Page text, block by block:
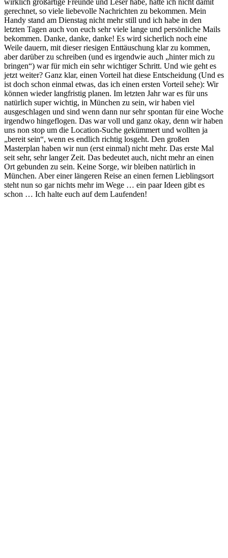
wirklich großartige Freunde und Leser habe, hätte ich nicht damit
gerechnet, so viele liebevolle Nachrichten zu bekommen. Mein
Handy stand am Dienstag nicht mehr still und ich habe in den
letzten Tagen auch von euch sehr viele lange und persönliche Mails
bekommen. Danke, danke, danke! Es wird sicherlich noch eine
Weile dauern, mit dieser riesigen Enttäuschung klar zu kommen,
aber darüber zu schreiben (und es irgendwie auch „hinter mich zu
bringen“) war für mich ein sehr wichtiger Schritt. Und wie geht es
jetzt weiter? Ganz klar, einen Vorteil hat diese Entscheidung (Und es
ist doch schon einmal etwas, das ich einen ersten Vorteil sehe): Wir
können wieder langfristig planen. Im letzten Jahr war es für uns
natürlich super wichtig, in München zu sein, wir haben viel
ausgeschlagen und sind wenn dann nur sehr spontan für eine Woche
irgendwo hingeflogen. Das war voll und ganz okay, denn wir haben
uns non stop um die Location-Suche gekümmert und wollten ja
„bereit sein“, wenn es endlich richtig losgeht. Den großen
Masterplan haben wir nun (erst einmal) nicht mehr. Das erste Mal
seit sehr, sehr langer Zeit. Das bedeutet auch, nicht mehr an einen
Ort gebunden zu sein. Keine Sorge, wir bleiben natürlich in
München. Aber einer längeren Reise an einen fernen Lieblingsort
steht nun so gar nichts mehr im Wege … ein paar Ideen gibt es
schon … Ich halte euch auf dem Laufenden!